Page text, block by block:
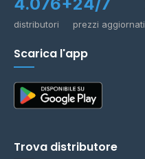
distributori prezzi aggiornati
Scarica l'app
Trova distributore